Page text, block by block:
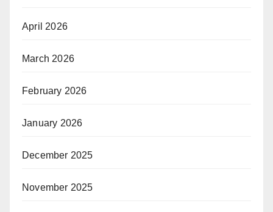
April 2026
March 2026
February 2026
January 2026
December 2025
November 2025